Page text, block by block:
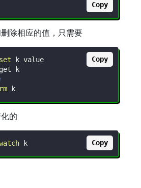
Copy
除相应的值，只需要
set
k value
rm k
Copy
的
k Copy